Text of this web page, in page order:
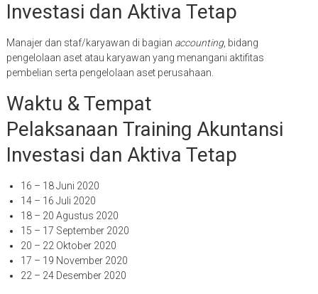
Investasi dan Aktiva Tetap
Manajer dan staf/karyawan di bagian accounting, bidang
pengelolaan aset atau karyawan yang menangani aktifitas
pembelian serta pengelolaan aset perusahaan.
Waktu & Tempat
Pelaksanaan Training Akuntansi
Investasi dan Aktiva Tetap
16 – 18 Juni 2020
14 – 16 Juli 2020
18 – 20 Agustus 2020
15 – 17 September 2020
20 – 22 Oktober 2020
17 – 19 November 2020
22 – 24 Desember 2020